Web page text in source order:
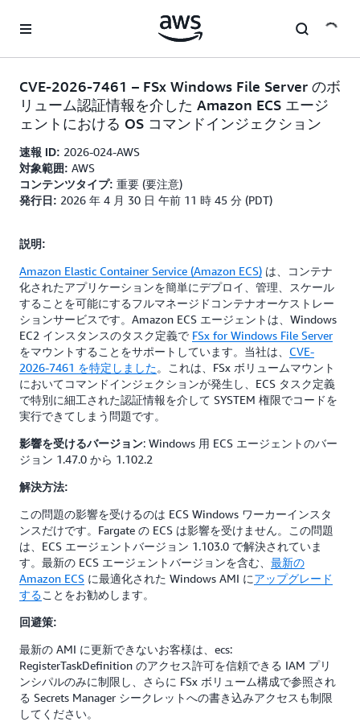
CVE-2026-7461 – FSx Windows File Server のボ
リューム認証情報を介した Amazon ECS エージ
ェントにおける OS コマンドインジェクション
速報 ID: 2026-024-AWS
対象範囲: AWS
コンテンツタイプ: 重要 (要注意)
発行日: 2026 年 4 月 30 日 午前 11 時 45 分 (PDT)
説明:
Amazon Elastic Container Service (Amazon ECS) は、コンテナ
化されたアプリケーションを簡単にデプロイ、管理、スケール
することを可能にするフルマネージドコンテナオーケストレー
ションサービスです。Amazon ECS エージェントは、Windows
EC2 インスタンスのタスク定義で FSx for Windows File Server
をマウントすることをサポートしています。当社は、 CVE-
2026-7461 を特定しました。これは、FSx ボリュームマウント
においてコマンドインジェクションが発生し、ECS タスク定義
で特別に細工された認証情報を介して SYSTEM 権限でコードを
実行できてしまう問題です。
影響を受けるバージョン: Windows 用 ECS エージェントのバー
ジョン 1.47.0 から 1.102.2
解決方法:
この問題の影響を受けるのは ECS Windows ワーカーインスタ
ンスだけです。Fargate の ECS は影響を受けません。この問題
は、ECS エージェントバージョン 1.103.0 で解決されていま
す。最新の ECS エージェントバージョンを含む、 最新の
Amazon ECS に最適化された Windows AMI にアップグレード
することをお勧めします。
回避策:
最新の AMI に更新できないお客様は、ecs:
RegisterTaskDefinition のアクセス許可を信頼できる IAM プリ
ンシパルのみに制限し、さらに FSx ボリューム構成で参照され
る Secrets Manager シークレットへの書き込みアクセスも制限
してください。